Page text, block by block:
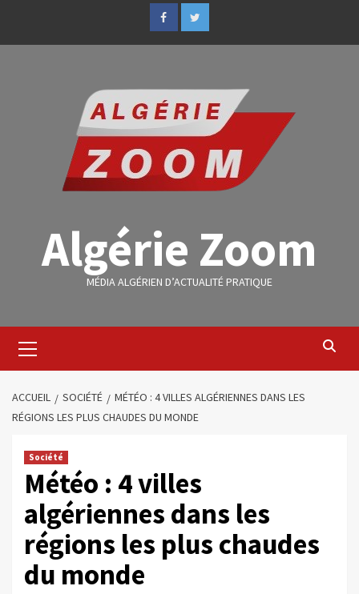
Algérie Zoom
MÉDIA ALGÉRIEN D’ACTUALITÉ PRATIQUE
ACCUEIL SOCIÉTÉ
MÉTÉO : 4 VILLES ALGÉRIENNES DANS LES
RÉGIONS LES PLUS CHAUDES DU MONDE
Société
Météo : 4 villes
algériennes dans les
régions les plus chaudes
du monde